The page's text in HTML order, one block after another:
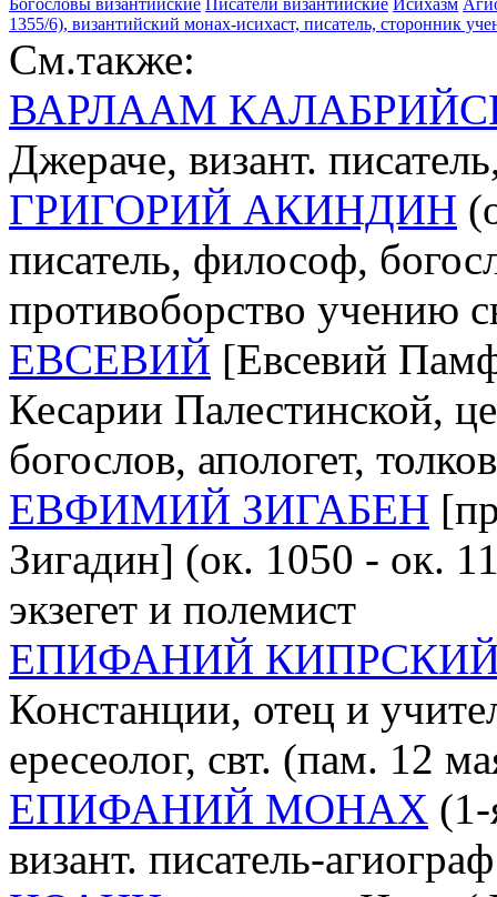
1355/6), византийский монах-исихаст, писатель, сторонник
См.также:
ВАРЛААМ
Джераче, визант.
ГРИГОРИЙ АКИНДИН
писатель, философ,
противоборство учению
ЕВСЕВИЙ [Евсевий
Кесарии Палестинской,
богослов, апологет,
ЕВФИМИЙ ЗИГАБЕН
Зигадин] (ок. 1050 - ок.
экзегет и полемист
ЕПИФАНИЙ
Констанции, отец и
ересеолог, свт. (пам. 12
ЕПИФАНИЙ МОНАХ
визант. писатель-агиограф